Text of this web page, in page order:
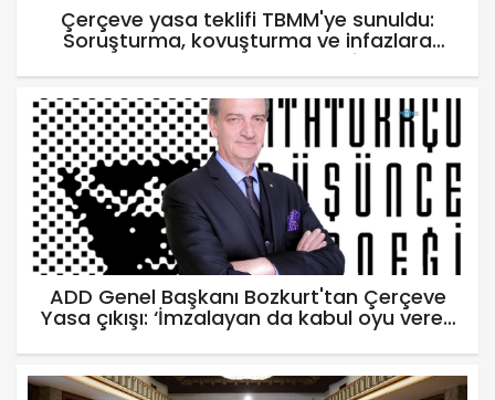
Çerçeve yasa teklifi TBMM'ye sunuldu:
Soruşturma, kovuşturma ve infazlara
erteleme düzenlemesi
ADD Genel Başkanı Bozkurt'tan Çerçeve
Yasa çıkışı: ‘İmzalayan da kabul oyu veren
de yanlış yapar’